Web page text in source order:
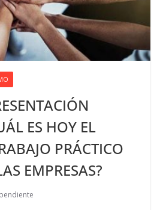
ES HOY EL
PRÁCTICO
EMPRESAS?